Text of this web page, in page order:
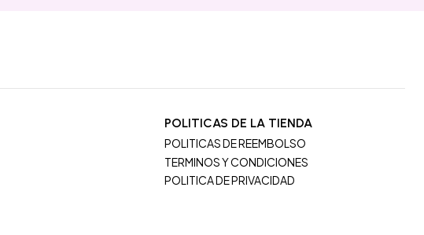
POLITICAS DE LA TIENDA
POLITICAS DE REEMBOLSO
TERMINOS Y CONDICIONES
POLITICA DE PRIVACIDAD